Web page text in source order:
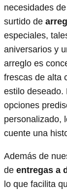
necesidades
surtido de
especiales,
aniversarios y
arreglo es
frescas de alta
estilo deseado.
opciones
personalizado,
cuente una
Además de
de entregas a
lo que facilita